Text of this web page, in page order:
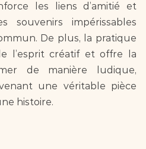
les liens d’amitié et
impérissables
De plus, la pratique
l’esprit créatif et offre la
de manière ludique,
une véritable pièce
histoire.